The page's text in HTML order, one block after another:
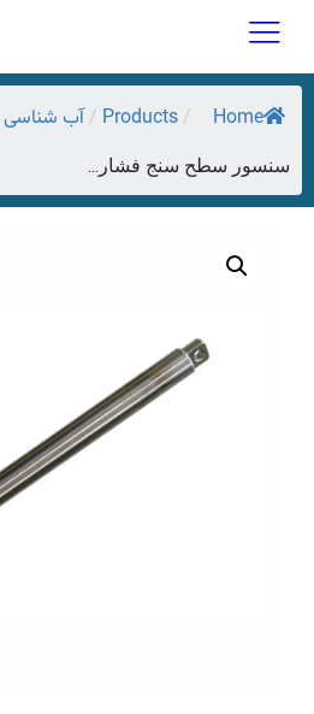
Home
/
Products
/ آب شناسی
سنسور سطح سنج فشار...